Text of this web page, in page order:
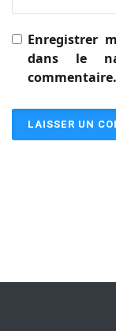
Enregistrer
dans le
commentaire.